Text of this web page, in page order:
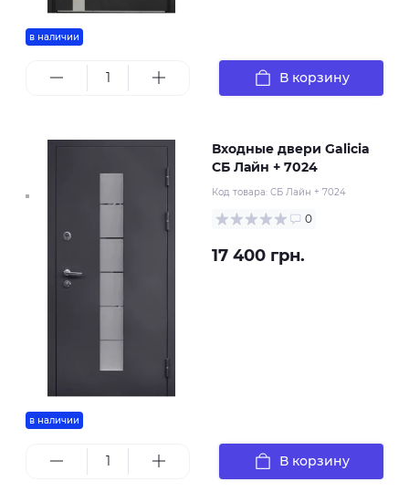
в наличии
В корзину
в наличии
Входные двери Galicia
СБ Лайн + 7024
Код товара: СБ Лайн + 7024
0
17 400 грн.
В корзину